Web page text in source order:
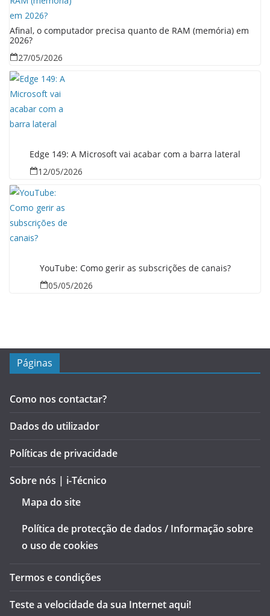
Afinal, o computador precisa quanto de RAM (memória) em
2026?
27/05/2026
Edge 149: A Microsoft vai acabar com a barra lateral
12/05/2026
YouTube: Como gerir as subscrições de canais?
05/05/2026
Páginas
Como nos contactar?
Dados do utilizador
Políticas de privacidade
Sobre nós | i-Técnico
Mapa do site
Política de protecção de dados / Informação sobre
o uso de cookies
Termos e condições
Teste a velocidade da sua Internet aqui!